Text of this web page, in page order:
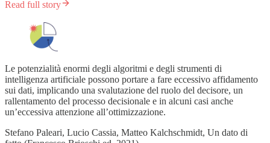
Read full story
Le potenzialità enormi degli algoritmi e degli strumenti di
intelligenza artificiale possono portare a fare eccessivo affidamento
sui dati, implicando una svalutazione del ruolo del decisore, un
rallentamento del processo decisionale e in alcuni casi anche
un’eccessiva attenzione all’ottimizzazione.
Stefano Paleari, Lucio Cassia, Matteo Kalchschmidt, Un dato di